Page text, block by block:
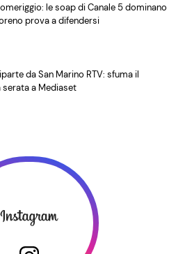
le soap di Canale 5 dominano
prova a difendersi
da San Marino RTV: sfuma il
a Mediaset